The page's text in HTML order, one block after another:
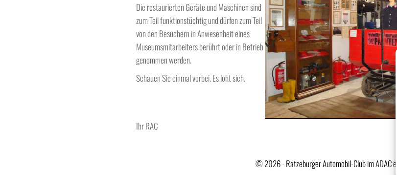
Die restaurierten Geräte und Maschinen sind
zum Teil funktionstüchtig und dürfen zum Teil
von den Besuchern in Anwesenheit eines
Museumsmitarbeiters berührt oder in Betrieb
genommen werden.
Schauen Sie einmal vorbei. Es loht sich.
Ihr RAC
© 2026 - Ratzeburger Automobil-Club im ADAC e.V.